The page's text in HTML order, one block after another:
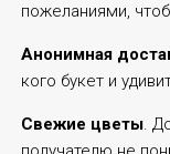
пожеланиями,
Анонимная
кого букет и
Свежие цветы.